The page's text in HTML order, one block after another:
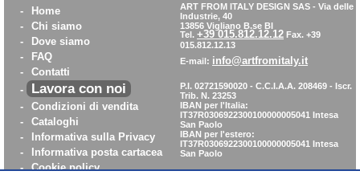
-
Home
-
Chi siamo
-
Dove siamo
-
FAQ
-
Contatti
-
Lavora con noi
-
Condizioni di vendita
-
Cataloghi
-
Informativa sulla Privacy
-
Informativa posta cartacea
- Cookie policy
ART FROM ITALY DESIGN SAS - Via delle
Industrie, 40
13856 Vigliano B.se BI
Tel. +39 015.812.12.12 Fax. +39
015.812.12.13
E-mail: info@artfromitaly.it
P.I. 02721590020 - C.C.I.A.A. 208469 - Iscr.
Trib. N. 23253
IBAN per l'Italia:
IT37R0306922300100000005041 Intesa
San Paolo
IBAN per l'estero:
IT37R0306922300100000005041 Intesa
San Paolo